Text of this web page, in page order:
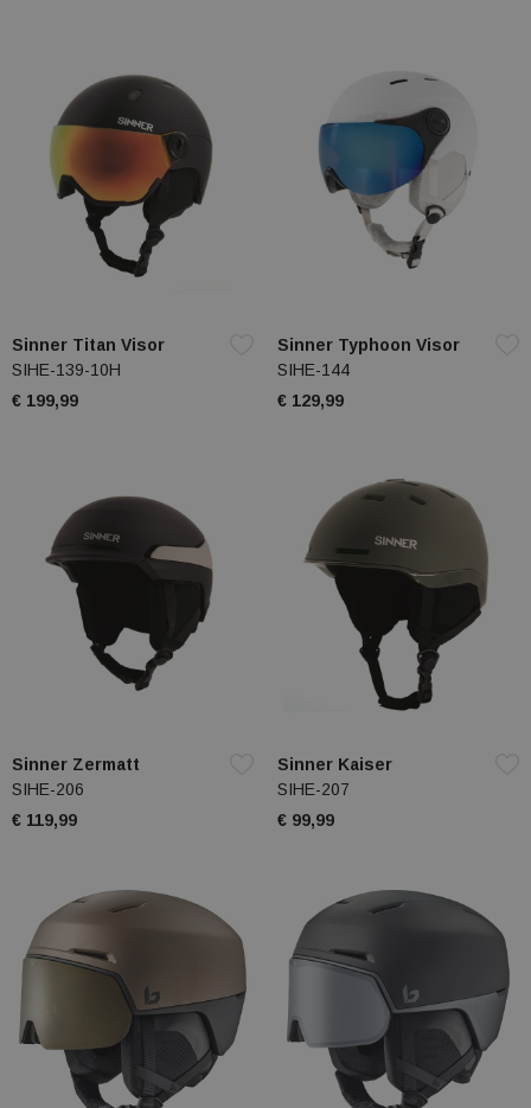
Sinner Titan Visor
SIHE-139-10H
€ 199,99
Sinner Typhoon Visor
SIHE-144
€ 129,99
Sinner Zermatt
SIHE-206
€ 119,99
Sinner Kaiser
SIHE-207
€ 99,99